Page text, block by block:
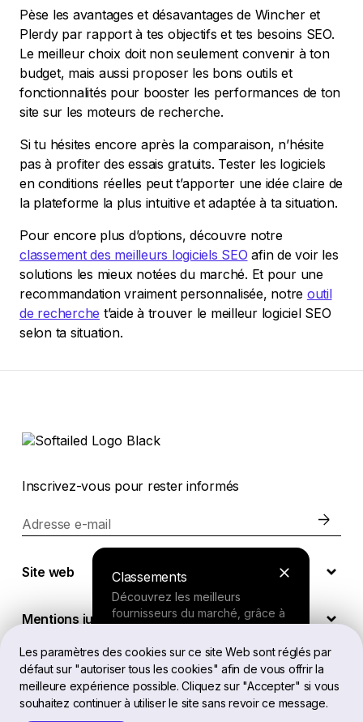
Les paramètres des cookies sur ce site Web sont réglés par
défaut sur "autoriser tous les cookies" afin de vous offrir la
meilleure expérience possible. Cliquez sur "Accepter" si vous
souhaitez continuer à utiliser le site sans revoir ce message.
Pèse les avantages et désavantages de Wincher et
Plerdy par rapport à tes objectifs et tes besoins SEO.
Le meilleur choix doit non seulement convenir à ton
budget, mais aussi proposer les bons outils et
fonctionnalités pour booster les performances de ton
site sur les moteurs de recherche.
Si tu hésites encore après la comparaison, n’hésite
pas à profiter des essais gratuits. Tester les logiciels
en conditions réelles peut t’apporter une idée claire de
la plateforme la plus intuitive et adaptée à ta situation.
Pour encore plus d’options, découvre notre
classement des meilleurs logiciels SEO afin de voir les
solutions les mieux notées du marché. Et pour une
recommandation vraiment personnalisée, notre outil
de recherche t’aide à trouver le meilleur logiciel SEO
selon ta situation.
Classements
Découvrez les meilleurs
fournisseurs du marché, grâce à
Outil de recherche
Répondez à quelques questions
Inscrivez-vous pour rester informés
Adresse e-mail
Site web
Mentions juridiques
FR